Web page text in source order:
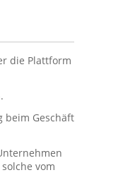
die Plattform
beim Geschäft
vom